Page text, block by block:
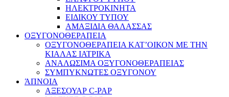
ΗΛΕΚΤΡΟΚΙΝΗΤΑ
ΕΙΔΙΚΟΥ ΤΥΠΟΥ
ΑΜΑΞΙΔΙΑ ΘΑΛΑΣΣΑΣ
ΟΞΥΓΟΝΟΘΕΡΑΠΕΙΑ
ΟΞΥΓΟΝΟΘΕΡΑΠΕΙΑ ΚΑΤ’ΟΙΚΟΝ ΜΕ ΤΗΝ
ΚΙΑΛΑΣ ΙΑΤΡΙΚΑ
ΑΝΑΛΩΣΙΜΑ ΟΞΥΓΟΝΟΘΕΡΑΠΕΙΑΣ
ΣΥΜΠΥΚΝΩΤΕΣ ΟΞΥΓΟΝΟΥ
ΆΠΝΟΙΑ
ΑΞΕΣΟΥΑΡ C-PAP